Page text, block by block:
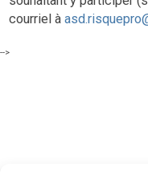
courriel à
-->